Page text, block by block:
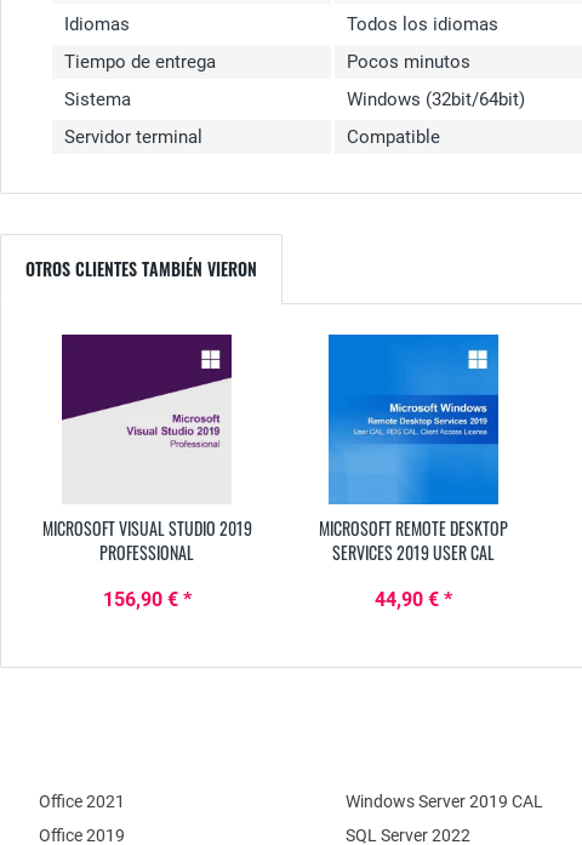
Idiomas
Todos los idiomas
Tiempo de entrega
Pocos minutos
Sistema
Windows (32bit/64bit)
Servidor terminal
Compatible
OTROS CLIENTES TAMBIÉN VIERON
MICROSOFT VISUAL STUDIO 2019
PROFESSIONAL
156,90 € *
MICROSOFT REMOTE DESKTOP
SERVICES 2019 USER CAL
44,90 € *
Office 2021
Office 2019
SQL Server 2022
Windows Server 2019 CAL